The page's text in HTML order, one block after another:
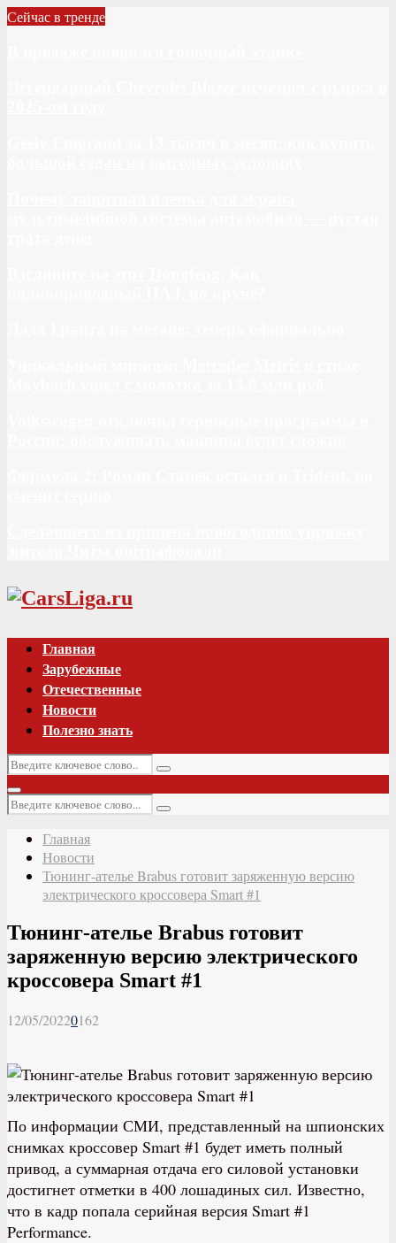
Сейчас в тренде
Vk
Главная
Зарубежные
Отечественные
Новости
Полезно знать
Искать:
Поиск
Основное
меню
Искать:
Поиск
Главная
Новости
Тюнинг-ателье Brabus готовит заряженную версию
электрического кроссовера Smart #1
Тюнинг-ателье Brabus готовит
заряженную версию электрического
кроссовера Smart #1
12/05/20220162
По информации СМИ, представленный на шпионских
снимках кроссовер Smart #1 будет иметь полный
привод, а суммарная отдача его силовой установки
достигнет отметки в 400 лошадиных сил. Известно,
что в кадр попала серийная версия Smart #1
Performance.